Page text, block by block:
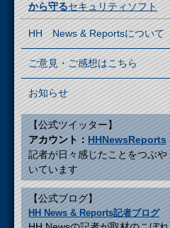
から守るセキュリティソフト
HH News & Reportsについて
ご意見・ご感想はこちら
お知らせ
【公式ツイッター】
アカウント： HHNewsReports
記者が日々感じたことをつぶや
いています
【公式ブログ】
HH News & Reports記者ブログ